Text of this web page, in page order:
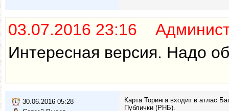
03.07.2016 23:16
Интересная версия. Надо
30.06.2016 05:28
Карта Торинга входит в атлас
Публички (РНБ).